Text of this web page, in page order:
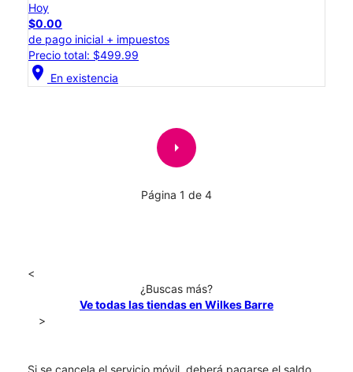
Hoy
$0.00
de pago inicial + impuestos
Precio total: $499.99
location_on En existencia
arrow_right
Página 1 de 4
<
¿Buscas más?
Ve todas las tiendas en Wilkes Barre
>